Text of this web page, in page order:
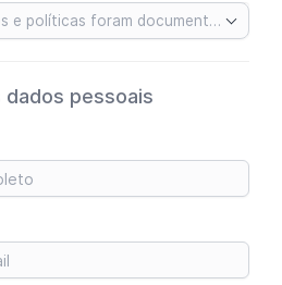
e políticas foram documentados?
dados pessoais